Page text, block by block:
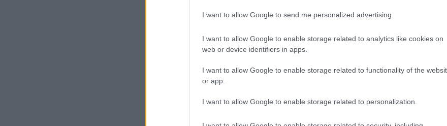
I want to allow Google to send me personalized advertising.
I want to allow Google to enable storage related to analytics like cookies on
web or device identifiers in apps.
I want to allow Google to enable storage related to functionality of the
or app.
I want to allow Google to enable storage related to personalization.
A
A